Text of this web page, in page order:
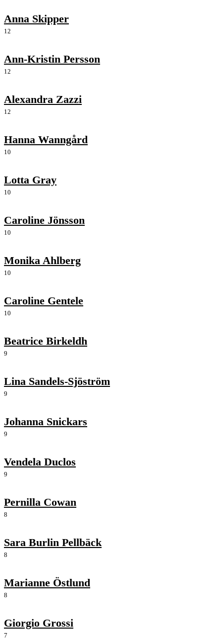
Anna Skipper
12
Ann-Kristin Persson
12
Alexandra Zazzi
12
Hanna Wanngård
10
Lotta Gray
10
Caroline Jönsson
10
Monika Ahlberg
10
Caroline Gentele
10
Beatrice Birkeldh
9
Lina Sandels-Sjöström
9
Johanna Snickars
9
Vendela Duclos
9
Pernilla Cowan
8
Sara Burlin Pellbäck
8
Marianne Östlund
8
Giorgio Grossi
7